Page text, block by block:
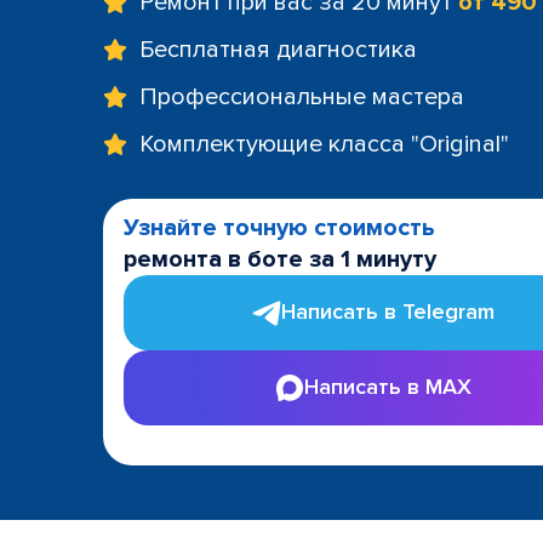
Бесплатная диагностика
Профессиональные мастера
Комплектующие класса "Original"
Узнайте точную стоимость
ремонта в боте за 1 минуту
Написать в Telegram
Написать в MAX